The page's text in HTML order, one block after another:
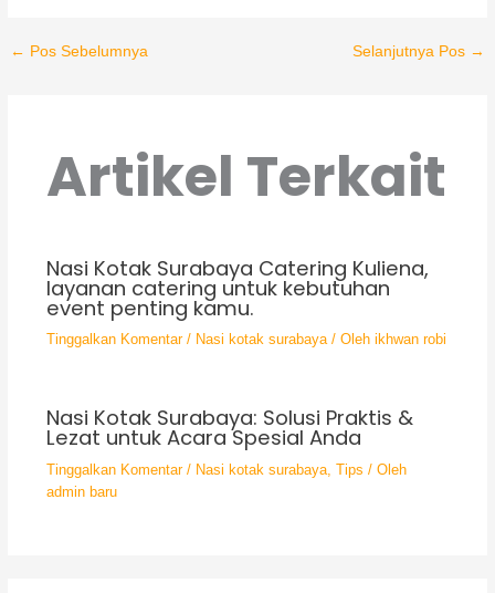
← Pos Sebelumnya Selanjutnya Pos →
Artikel Terkait
Nasi Kotak Surabaya Catering Kuliena,
layanan catering untuk kebutuhan
event penting kamu.
Tinggalkan Komentar / Nasi kotak surabaya/ Oleh ikhwan robi
Nasi Kotak Surabaya: Solusi Praktis &
Lezat untuk Acara Spesial Anda
Tinggalkan Komentar / Nasi kotak surabaya, Tips / Oleh
admin baru